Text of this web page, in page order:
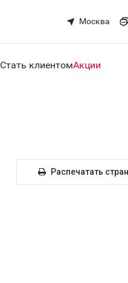
Москва
Стать клиентомАкции
Распечатать